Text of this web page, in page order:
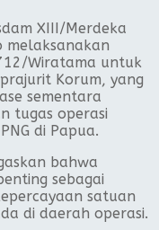
XIII/Merdeka
melaksanakan
Wiratama untuk
Korum, yang
sementara
tugas operasi
di Papua.
bahwa
sebagai
satuan
di daerah operasi.